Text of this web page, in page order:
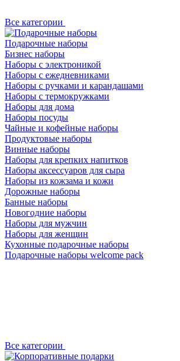
Все категории
Подарочные наборы
Бизнес наборы
Наборы с электроникой
Наборы с ежедневниками
Наборы с ручками и карандашами
Наборы с термокружками
Наборы для дома
Наборы посуды
Чайные и кофейные наборы
Продуктовые наборы
Винные наборы
Наборы для крепких напитков
Наборы аксессуаров для сыра
Наборы из кожзама и кожи
Дорожные наборы
Банные наборы
Новогодние наборы
Наборы для мужчин
Наборы для женщин
Кухонные подарочные наборы
Подарочные наборы welcome pack
Все категории